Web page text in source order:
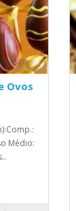
Ovos
Médio: